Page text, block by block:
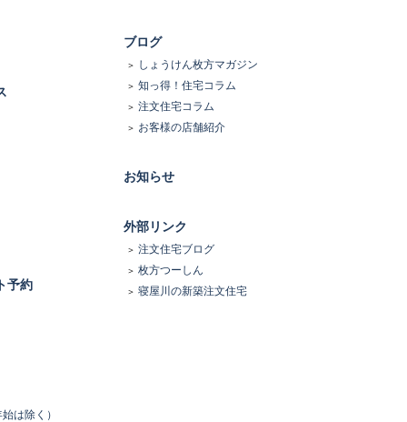
予約
ブログ
しょうけん枚方マガジン
知っ得！住宅コラム
注文住宅コラム
お客様の店舗紹介
お知らせ
外部リンク
注文住宅ブログ
枚方つーしん
寝屋川の新築注文住宅
は除く）